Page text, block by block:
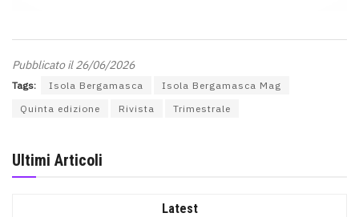
Pubblicato il 26/06/2026
Tags: Isola Bergamasca
Isola Bergamasca Mag
Quinta edizione
Rivista Trimestrale
Ultimi Articoli
Latest